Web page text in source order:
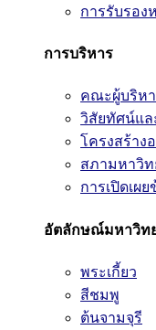
การรับรอง
การบริหาร
คณะผู้บริห
วิสัยทัศน์แล
โครงสร้าง
สภามหาวิท
การเปิดเผ
อัตลักษณ์มหาวิท
พระเกี้ยว
สีชมพู
ต้นจามจุรี